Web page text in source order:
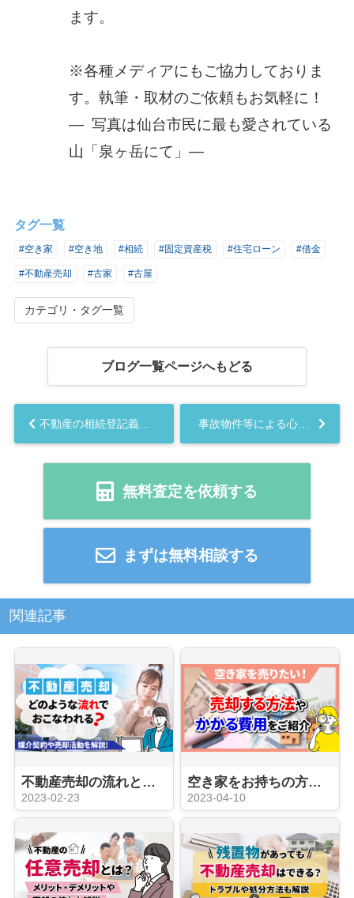
ます。
※各種メディアにもご協力しておりま
す。執筆・取材のご依頼もお気軽に！
― 写真は仙台市民に最も愛されている
山「泉ヶ岳にて」―
タグ一覧
#空き家 #空き地 #相続 #固定資産税 #住宅ローン #借金
#不動産売却 #古家 #古屋
カテゴリ・タグ一覧
ブログ一覧ページへもどる
不動産の相続登記義務化（令和6年4月1日）について。相続で不動産を取得した方は要確認！...
無料査定を依頼する
まずは無料相談する
関連記事
不動産売却の流れとは？ 媒介契約から売却活動、そして成約まで。じっくり解説します！
2023-02-23
空き家をお持ちの方が一番最初に見るべき記事。空き家売却の賢い方法とは？諸経費なども詳しくをご紹介！
2023-04-10